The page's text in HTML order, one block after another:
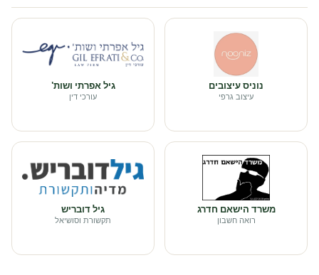
נוניס עיצובים
עיצוב גרפי
גיל אפרתי ושות'
עורכי דין
משרד הישאם חדרג
רואה חשבון
גיל דובריש
תקשורת וסושיאל